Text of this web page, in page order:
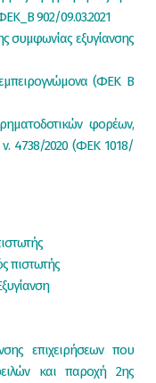
902/09.03.2021
συμφωνίας εξυγίανσης
(ΦΕΚ Β
φορέων,
4738/2020 (ΦΕΚ 1018/
πιστωτής
επιχειρήσεων που
και παροχή 2ης